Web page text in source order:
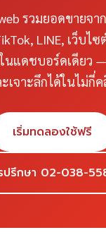
รวมยอดขายจา
LINE, เว็บไซ
นแดชบอร์ดเดียว
เจาะลึกได้ในไม่กี่ค
เริ่มทดลองใช้ฟรี
ปรึกษา 02-038-